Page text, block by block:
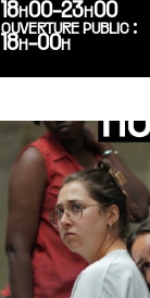
18h00-23h00
ouverture public :
18h-00h